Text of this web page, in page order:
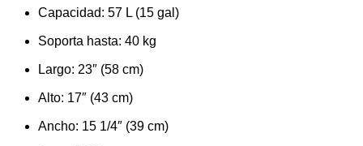
Capacidad: 57 L (15 gal)
Soporta hasta: 40 kg
Largo: 23″ (58 cm)
Alto: 17″ (43 cm)
Ancho: 15 1/4″ (39 cm)